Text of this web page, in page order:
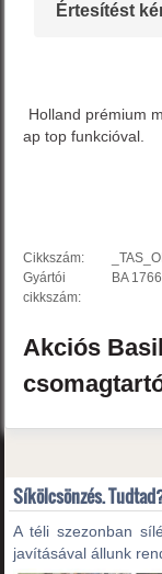
Értesítést
Holland prémium
ap top funkcióval.
Cikkszám:
Gyártói
cikkszám:
BA
Akciós Basil
Síkölcsönzés.
A téli szezonban
javításával állunk